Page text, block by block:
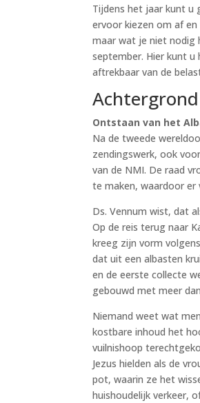
Tijdens het jaar kunt u
ervoor kiezen om af
maar wat je niet nodig
september. Hier kunt
aftrekbaar van de
Ontstaan van het
Na de tweede
zendingswerk, ook
van de NMI. De raad
te maken, waardoor
Ds. Vennum wist, dat
Op de reis terug naar
kreeg zijn vorm
dat uit een albasten
en de eerste collecte
gebouwd met meer
Niemand weet wat
kostbare inhoud het
vuilnishoop
Jezus hielden als de
pot, waarin ze het
huishoudelijk verkeer,